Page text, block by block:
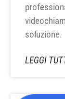
soluzione.
LEGGI